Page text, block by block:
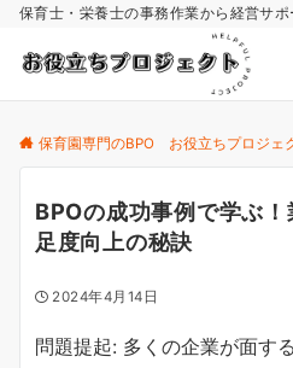
保育士・栄養士の事務作業から経営サ
保育園専門のBPO お役立ちプロジェ
BPOの成功事例で学ぶ
足度向上の秘訣
2024年4月14日
問題提起: 多くの企業が面す